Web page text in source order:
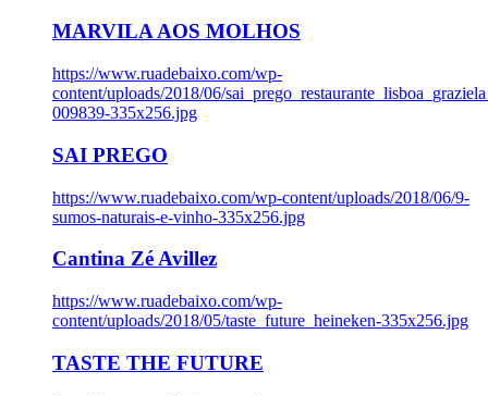
MARVILA AOS MOLHOS
https://www.ruadebaixo.com/wp-
content/uploads/2018/06/
009839-335x256.jpg
SAI PREGO
https://www.ruadebaixo.com/wp-content/uploads/2018/06/9-
sumos-naturais-e-vinho-335x256.jpg
Cantina Zé Avillez
https://www.ruadebaixo.com/wp-
content/uploads/2018/05/taste_future_heineken-335x256.jpg
TASTE THE FUTURE